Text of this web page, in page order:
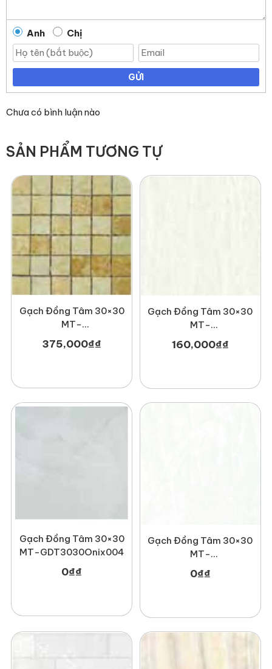
Anh Chị
GỬI
Chưa có bình luận nào
SẢN PHẨM TƯƠNG TỰ
Gạch Đồng Tâm 30×30
MT-
375,000₫₫
Gạch Đồng Tâm 30×30
MT-
GDT3030Nonnuoc002
160,000₫₫
Gạch Đồng Tâm 30×30
MT-GDT3030Onix004
0₫₫
Gạch Đồng Tâm 30×30
MT-
0₫₫